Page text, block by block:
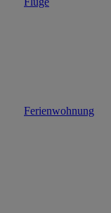
Ferienwohnung